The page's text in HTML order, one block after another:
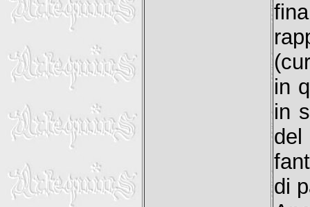
in
in
di